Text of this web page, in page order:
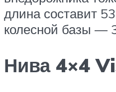
длина составит
колесной базы —
Нива 4×4